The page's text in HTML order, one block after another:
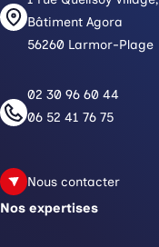
Bâtiment Agora
56260 Larmor-Plage
02 30 96 60 44
06 52 41 76 75
Nous contacter
Nos expertises